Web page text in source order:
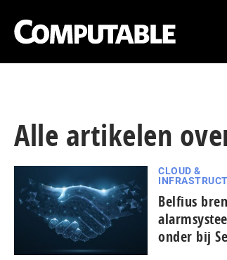
Alle artikelen
CLOUD &
Belfius
onder bij